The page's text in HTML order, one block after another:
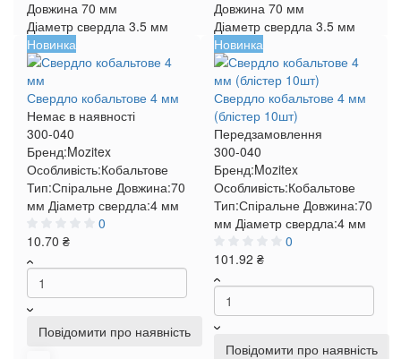
Довжина 70 мм
Діаметр свердла 3.5 мм
Довжина 70 мм
Діаметр свердла 3.5 мм
Новинка
Свердло кобальтове 4 мм
Немає в наявності
300-040
Бренд:Mozitex
Особливість:Кобальтове
Тип:Спіральне Довжина:70
мм Діаметр свердла:4 мм
0
10.70 ₴
Повідомити про наявність
Новинка
Свердло кобальтове 4 мм
(блістер 10шт)
Передзамовлення
300-040
Бренд:Mozitex
Особливість:Кобальтове
Тип:Спіральне Довжина:70
мм Діаметр свердла:4 мм
0
101.92 ₴
Повідомити про наявність